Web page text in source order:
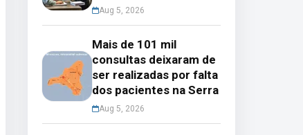
Aug 5, 2026
Mais de 101 mil
consultas deixaram de
ser realizadas por falta
dos pacientes na Serra
Aug 5, 2026